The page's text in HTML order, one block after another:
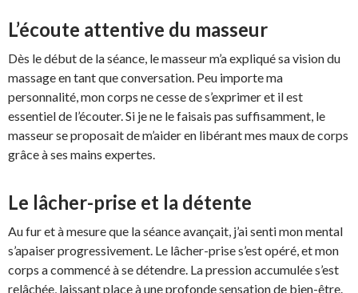
L’écoute attentive du masseur
Dès le début de la séance, le masseur m’a expliqué sa vision du
massage en tant que conversation. Peu importe ma
personnalité, mon corps ne cesse de s’exprimer et il est
essentiel de l’écouter. Si je ne le faisais pas suffisamment, le
masseur se proposait de m’aider en libérant mes maux de corps
grâce à ses mains expertes.
Le lâcher-prise et la détente
Au fur et à mesure que la séance avançait, j’ai senti mon mental
s’apaiser progressivement. Le lâcher-prise s’est opéré, et mon
corps a commencé à se détendre. La pression accumulée s’est
relâchée, laissant place à une profonde sensation de bien-être.